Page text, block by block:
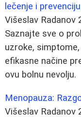
lečenje i prevenciju
Višeslav Radanov
Saznajte sve o
uzroke,
efikasne načine
ovu bolnu nevolju.
Menopauza:
Višeslav Radanov